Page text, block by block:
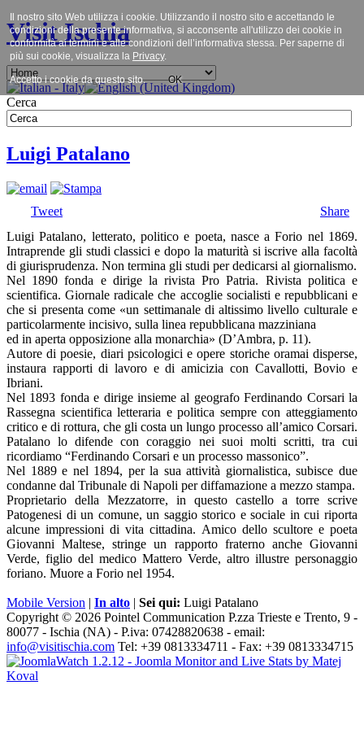
Visit Ischia
Cerca
Luigi Patalano
Tweet
Share
Luigi Patalano, letterato, politico e poeta, nasce a Forio nel 1869.
Intraprende gli studi classici e dopo la maturità si iscrive alla facoltà
di giurisprudenza. Non termina gli studi per dedicarsi al giornalismo.
Nel 1890 fonda e dirige la rivista Pro Patria. Rivista politica e
scientifica. Giornale radicale che accoglie socialisti e repubblicani e
che si presenta come «un settimanale di altissimo livello culturale e
particolarmente incisivo, sulla linea repubblicana mazziniana
ed in aperta opposizione alla monarchia» (D’Ambra, p. 11).
Autore di poesie, diari psicologici e opere storiche oramai disperse,
instaura rapporti di lavoro e di amicizia con Cavallotti, Bovio e
Ibriani.
Nel 1893 fonda e dirige insieme al geografo Ferdinando Corsari la
Rassegna scientifica letteraria e politica sempre con atteggiamento
critico e di rottura, che gli costa un lungo processo all’amico Corsari.
Patalano lo difende con coraggio nei suoi molti scritti, tra cui
ricordiamo “Ferdinando Corsari e un processo massonico”.
Nel 1889 e nel 1894, per la sua attività giornalistica, subisce due
condanne dal Tribunale di Napoli per diffamazione a mezzo stampa.
Proprietario della Mezzatorre, in questo castello a torre scrive
Patogenesi di un comune, un saggio storico e sociale in cui riporta
alcune impressioni di vita cittadina. Amico dello scultore e poeta
Giovanni Maltese, stringe un rapporto fraterno anche Giovanni
Verde, figlio del medico Mattero Verde, altro illustre personaggio
foriano. Muore a Forio nel 1954.
Mobile Version | In alto | Sei qui: Luigi Patalano
Copyright © 2026 Pointel Communication P.zza Trieste e Trento, 9 -
80077 - Ischia (NA) - P.iva: 07428820638 - email:
info@visitischia.com Tel: +39 0813334711 - Fax: +39 0813334715
Il nostro sito Web utilizza i cookie. Utilizzando il nostro sito e accettando le
condizioni della presente informativa, si acconsente all'utilizzo dei cookie in
conformità ai termini e alle condizioni dell’informativa stessa. Per saperne di
più sui cookie, visualizza la Privacy.
Accetto i cookie da questo sito. OK